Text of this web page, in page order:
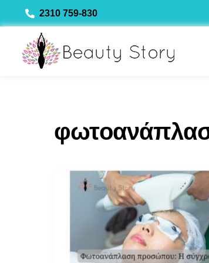
to
2310 759-830